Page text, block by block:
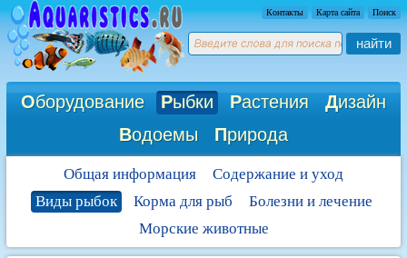
Контакты Карта сайта Поиск
найти
Оборудование Рыбки Растения Дизайн
Водоемы Природа
Общая информация
Содержание и уход
Виды рыбок
Корма для рыб
Болезни и лечение
Морские животные